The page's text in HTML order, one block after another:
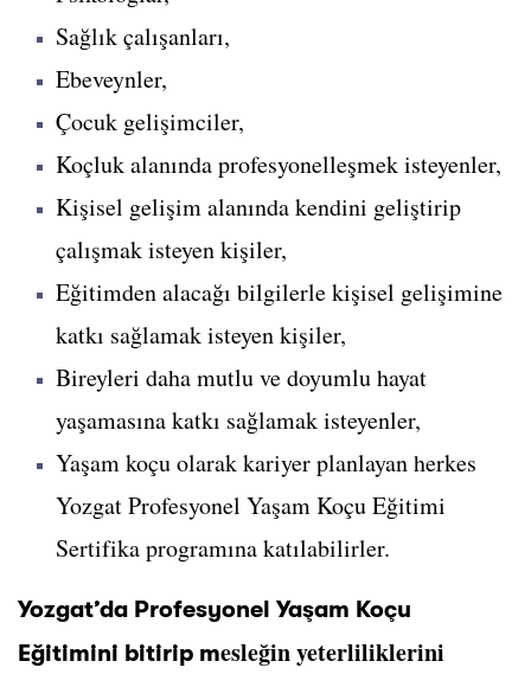
Sağlık çalışanları,
Ebeveynler,
Çocuk gelişimciler,
Koçluk alanında profesyonelleşmek isteyenler,
Kişisel gelişim alanında kendini geliştirip
çalışmak isteyen kişiler,
Eğitimden alacağı bilgilerle kişisel gelişimine
katkı sağlamak isteyen kişiler,
Bireyleri daha mutlu ve doyumlu hayat
yaşamasına katkı sağlamak isteyenler,
Yaşam koçu olarak kariyer planlayan herkes
Yozgat Profesyonel Yaşam Koçu Eğitimi
Sertifika programına katılabilirler.
Yozgat’da Profesyonel Yaşam Koçu
Eğitimini bitirip mesleğin yeterliliklerini